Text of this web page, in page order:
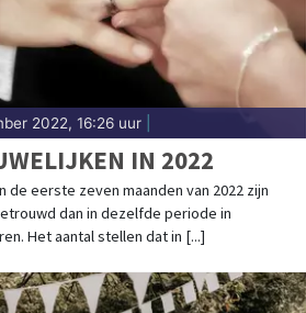
2022, 16:26 uur
IN 2022
de eerste zeven maanden van 2022 zijn
dan in dezelfde periode in
Het aantal stellen dat in [...]